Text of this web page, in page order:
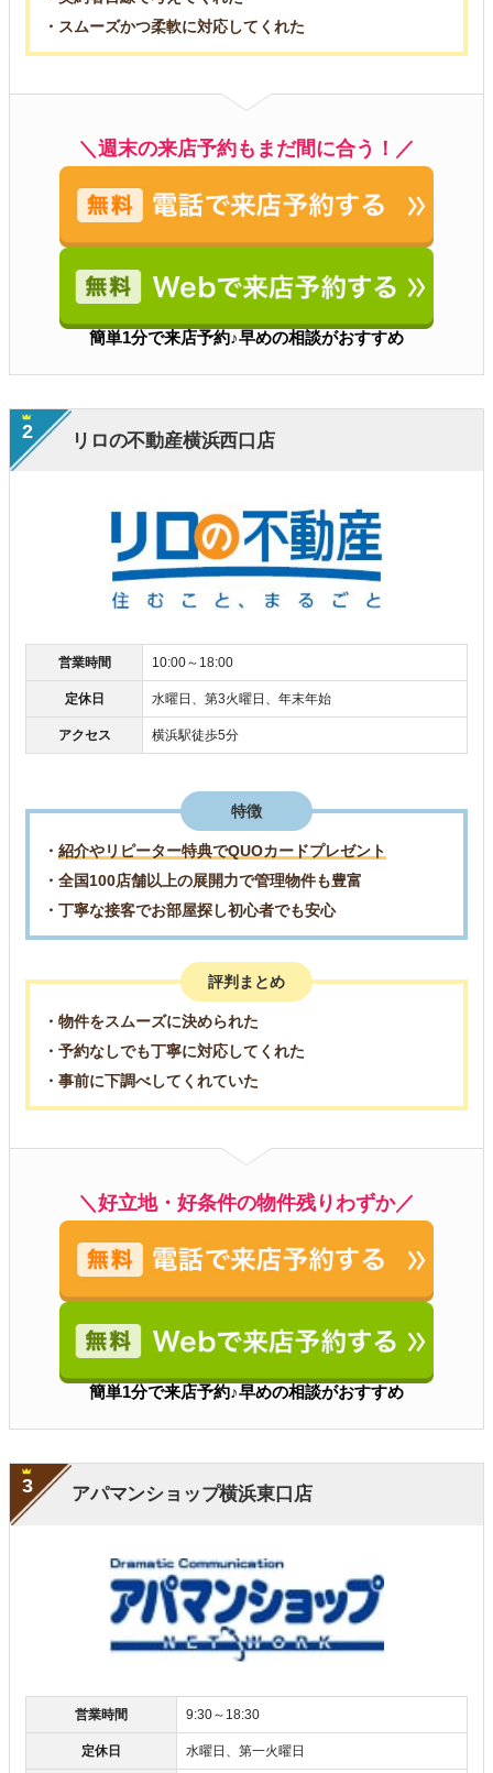
・スムーズかつ柔軟に対応してくれた
＼週末の来店予約もまだ間に合う！／
簡単1分で来店予約♪早めの相談がおすすめ
リロの不動産横浜西口店
2
営業時間 10:00～18:00
定休日 水曜日、第3火曜日、年末年始
アクセス 横浜駅徒歩5分
特徴
・ 紹介やリピーター特典でQUOカードプレゼント
・全国100店舗以上の展開力で管理物件も豊富
・丁寧な接客でお部屋探し初心者でも安心
評判まとめ
・物件をスムーズに決められた
・予約なしでも丁寧に対応してくれた
・事前に下調べしてくれていた
＼好立地・好条件の物件残りわずか／
簡単1分で来店予約♪早めの相談がおすすめ
アパマンショップ横浜東口店
3
営業時間 9:30～18:30
定休日 水曜日、第一火曜日